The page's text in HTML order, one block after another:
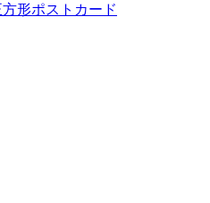
形ポストカード